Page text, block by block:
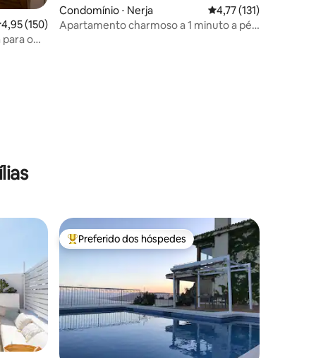
de uma avaliação média de 5, 150 avaliações
4,95 (150)
o
Condomínio ⋅ Nerja 4,77 de uma
4,77 (131)
Apartamento charmoso a 1 minuto a pé
Entre os melhores preferidos dos hóspedes
Preferido dos hóspedes